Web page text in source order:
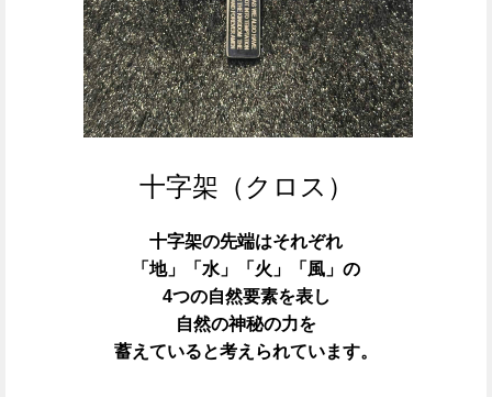
十字架（クロス）
十字架の先端はそれぞれ
「地」「水」「火」「風」の
4つの自然要素を表し
自然の神秘の力を
蓄えていると考えられています。